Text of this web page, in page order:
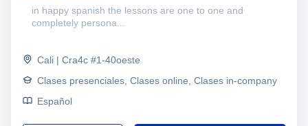
in happy spanish the lessons are one to one and
completely persona...
Cali | Cra4c #1-40oeste
Clases presenciales, Clases online, Clases in-company
Español